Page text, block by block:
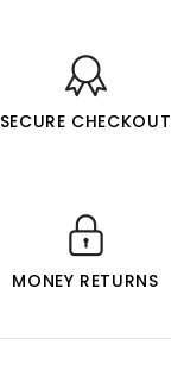
SECURE CHECKOUT
MONEY RETURNS